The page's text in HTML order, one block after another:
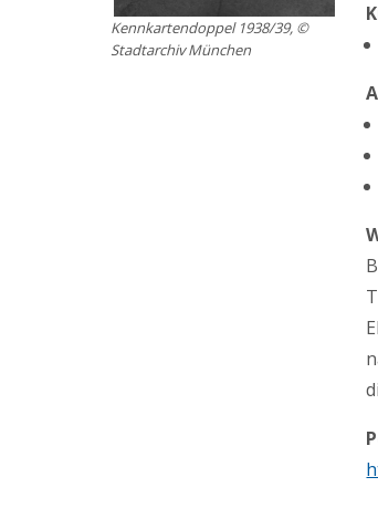
Kennkartendoppel 1938/39, ©
Stadtarchiv München